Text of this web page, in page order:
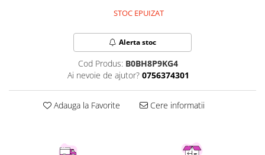
Telefoane Mobile & accesorii
Electrocasnice & Climatizare
Accesorii si piese masini spalat
rufe si uscatoare
Accesorii si piese masini spalat
Aparate Racire Aer
STOC EPUIZAT
Alerta stoc
Cod Produs: B0BH8P9KG4
Ai nevoie de ajutor? 0756374301
Adauga la Favorite Cere informatii